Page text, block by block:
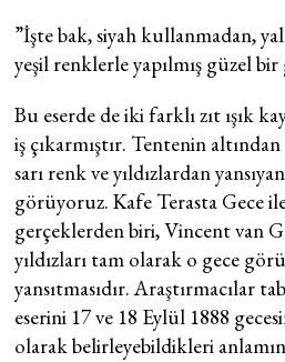
”İşte bak, siyah kullanmadan,
yeşil renklerle yapılmış güzel bir
Bu eserde de iki farklı zıt ışık
iş çıkarmıştır. Tentenin
sarı renk ve yıldızlardan
görüyoruz. Kafe Terasta Gece
gerçeklerden biri, Vincent van
yıldızları tam olarak o gece
yansıtmasıdır. Araştırmacılar
eserini 17 ve 18 Eylül 1888
olarak belirleyebildikleri